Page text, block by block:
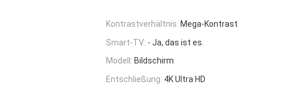
Kontrastverhältnis: Mega-Kontrast
Smart-TV: - Ja, das ist es.
Modell: Bildschirm
Entschließung: 4K Ultra HD